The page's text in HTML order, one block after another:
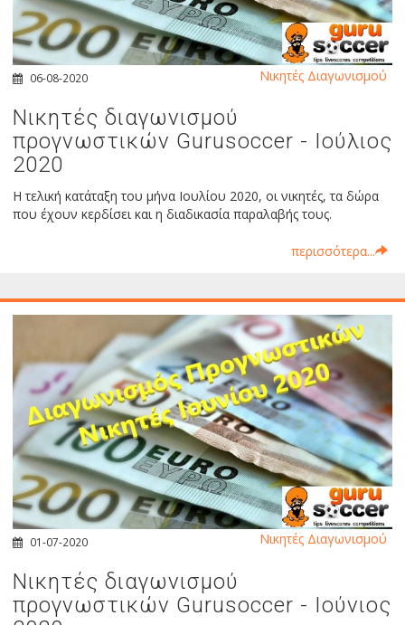
06-08-2020
Νικητές διαγωνισμού
προγνωστικών Gurusoccer - Ιούλιος
2020
Η τελική κατάταξη του μήνα Ιουλίου 2020, οι νικητές, τα δώρα
που έχουν κερδίσει και η διαδικασία παραλαβής τους.
περισσότερα...
Νικητές Διαγωνισμού
01-07-2020
Νικητές διαγωνισμού
προγνωστικών Gurusoccer - Ιούνιος
Νικητές Διαγωνισμού